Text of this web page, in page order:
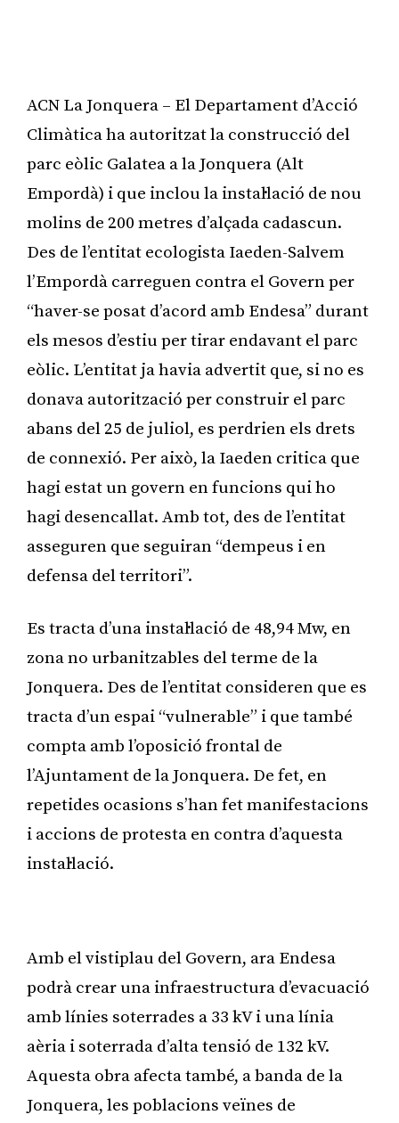
ACN La Jonquera – El Departament d’Acció
Climàtica ha autoritzat la construcció del
parc eòlic Galatea a la Jonquera (Alt
Empordà) i que inclou la instal·lació de nou
molins de 200 metres d’alçada cadascun.
Des de l’entitat ecologista Iaeden-Salvem
l’Empordà carreguen contra el Govern per
“haver-se posat d’acord amb Endesa” durant
els mesos d’estiu per tirar endavant el parc
eòlic. L’entitat ja havia advertit que, si no es
donava autorització per construir el parc
abans del 25 de juliol, es perdrien els drets
de connexió. Per això, la Iaeden critica que
hagi estat un govern en funcions qui ho
hagi desencallat. Amb tot, des de l’entitat
asseguren que seguiran “dempeus i en
defensa del territori”.
Es tracta d’una instal·lació de 48,94 Mw, en
zona no urbanitzables del terme de la
Jonquera. Des de l’entitat consideren que es
tracta d’un espai “vulnerable” i que també
compta amb l’oposició frontal de
l’Ajuntament de la Jonquera. De fet, en
repetides ocasions s’han fet manifestacions
i accions de protesta en contra d’aquesta
instal·lació.
Amb el vistiplau del Govern, ara Endesa
podrà crear una infraestructura d’evacuació
amb línies soterrades a 33 kV i una línia
aèria i soterrada d’alta tensió de 132 kV.
Aquesta obra afecta també, a banda de la
Jonquera, les poblacions veïnes de